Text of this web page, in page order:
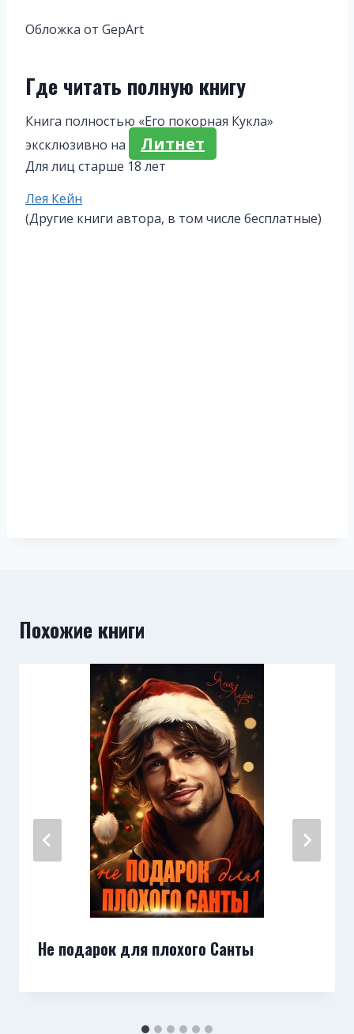
Обложка от GepArt
Где читать полную книгу
Книга полностью «Его покорная Кукла»
эксклюзивно на
Литнет
Для лиц старше 18 лет
Метки
записи:
Лея Кейн
(Другие книги автора, в том числе бесплатные)
Похожие книги
Не подарок для плохого Санты